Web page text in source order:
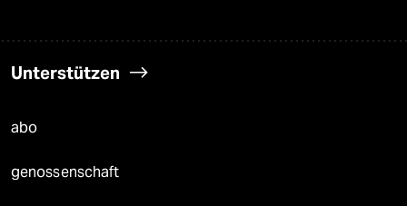
Unterstützen
abo
genossenschaft